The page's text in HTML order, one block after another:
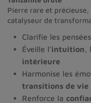
Pierre rare et
catalyseur de
Clarifie les
Éveille l’intuition
intérieure
Harmonise les
transitions de vie
Renforce la